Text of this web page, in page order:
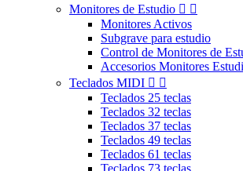
Monitores de Estudio  
Monitores Activos
Subgrave para estudio
Control de Monitores de
Accesorios Monitores
Teclados MIDI  
Teclados 25 teclas
Teclados 32 teclas
Teclados 37 teclas
Teclados 49 teclas
Teclados 61 teclas
Teclados 73 teclas